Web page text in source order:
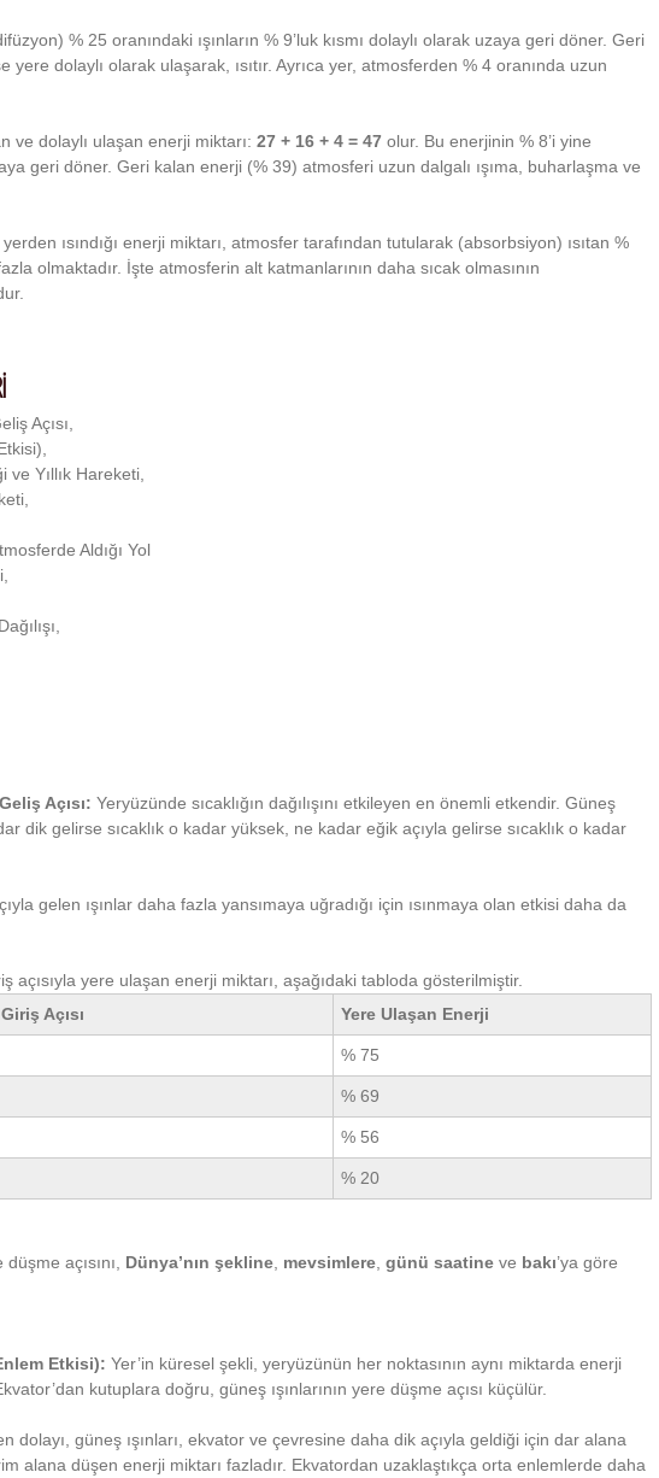
% 25 oranındaki ışınların % 9’luk kısmı dolaylı olarak uzaya geri döner. Geri
yere dolaylı olarak ulaşarak, ısıtır. Ayrıca yer, atmosferden % 4 oranında uzun
ve dolaylı ulaşan enerji miktarı:27 + 16 + 4 = 47 olur. Bu enerjinin % 8’i yine
geri döner. Geri kalan enerji (% 39) atmosferi uzun dalgalı ışıma, buharlaşma ve
ısındığı enerji miktarı, atmosfer tarafından tutularak (absorbsiyon) ısıtan %
olmaktadır. İşte atmosferin alt katmanlarının daha sıcak olmasının
Açısı,
ve Yıllık Hareketi,
Aldığı Yol
Açısı:Yeryüzünde sıcaklığın dağılışını etkileyen en önemli etkendir. Güneş
dik gelirse sıcaklık o kadar yüksek, ne kadar eğik açıyla gelirse sıcaklık o kadar
gelen ışınlar daha fazla yansımaya uğradığı için ısınmaya olan etkisi daha da
açısıyla yere ulaşan enerji miktarı, aşağıdaki tabloda gösterilmiştir.
Açısı
Yere Ulaşan Enerji
% 75
% 69
% 56
% 20
açısını, Dünya’nın şekline mevsimlere ,günü saatine ve bakı’ya göre
Etkisi):Yer’in küresel şekli, yeryüzünün her noktasının aynı miktarda enerji
kutuplara doğru, güneş ışınlarının yere düşme açısı küçülür.
dolayı, güneş ışınları, ekvator ve çevresine daha dik açıyla geldiği için dar alana
alana düşen enerji miktarı fazladır. Ekvatordan uzaklaştıkça orta enlemlerde daha